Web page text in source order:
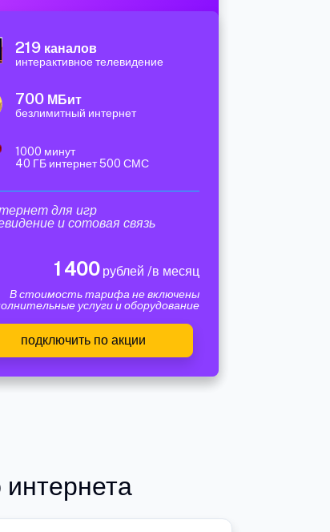
219 каналов
интерактивное телевидение
700 МБит
безлимитный интернет
1000 минут
40 ГБ интернет 500 СМС
для игр
и сотовая связь
1 400рублей /в месяц
В стоимость тарифа не включены
услуги и оборудование
подключить по акции